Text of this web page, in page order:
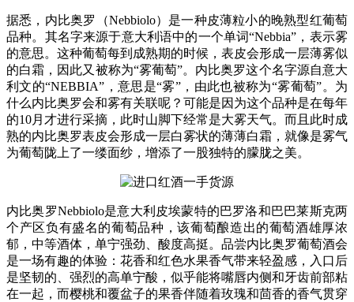
据悉，内比奥罗（Nebbiolo）是一种皮薄粒小的晚熟型红葡萄
品种。其名字来源于意大利语中的一个单词“Nebbia”，表示雾
的意思。这种葡萄每到成熟期的时候，表皮会形成一层薄雾似
的白霜，因此又被称为“雾葡萄”。内比奥罗这个名字源自意大
利文的“NEBBIA”，意思是“雾”，由此也被称为“雾葡萄”。为
什么内比奥罗会和雾有关联呢？可能是因为这个品种是在每年
的10月才进行采摘，此时山脚下经常是大雾天气。而且此时成
熟的内比奥罗表皮会形成一层白雾状的薄薄白霜，就像是雾气
为葡萄陇上了一缕面纱，增添了一股独特的朦胧之美。
内比奥罗Nebbiolo是意大利皮埃蒙特的巴罗洛和巴巴莱斯克两
个产区负有盛名的葡萄品种，该葡萄酿造出的葡萄酒雄厚浓
郁，中等酒体，单宁强劲、酸度高挺。品尝内比奥罗葡萄酒会
是一场有趣的体验：花香和红色水果香气带来轻盈感，入口后
是坚韧的、强烈的高单宁酸，似乎能将嘴唇内侧和牙齿前部粘
在一起，而樱桃和覆盆子的果香伴随着玫瑰和茴香的香气贯穿